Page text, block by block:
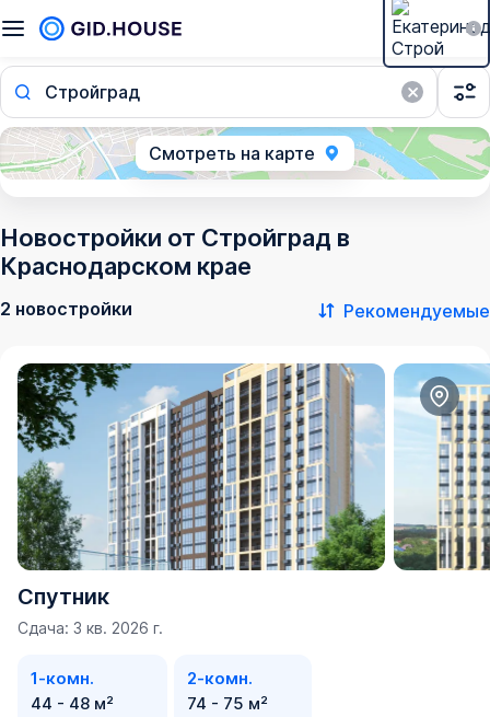
Стройград
Смотреть на карте
Новостройки от Стройград в
Краснодарском крае
2 новостройки Рекомендуемые
Спутник
Сдача: 3 кв. 2026 г.
1-комн.
44 - 48 м²
2-комн.
74 - 75 м²